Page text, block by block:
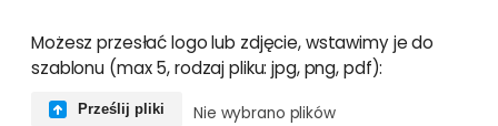
Możesz przesłać logo lub zdjęcie, wstawimy je do
szablonu (max 5, rodzaj pliku: jpg, png, pdf):
Prześlij pliki Nie wybrano plików